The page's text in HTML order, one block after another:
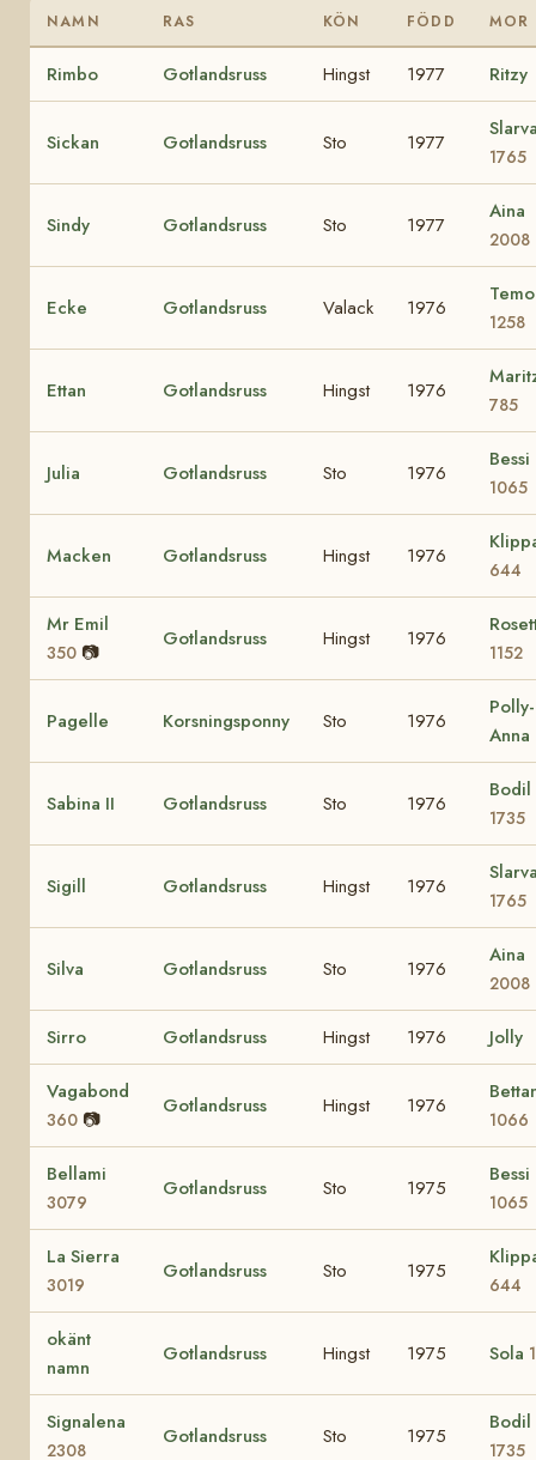
NAMN RAS KÖN FÖDD MOR
Rimbo Gotlandsruss Hingst 1977 Ritzy
Sickan Gotlandsruss Sto 1977
1765
Sindy Gotlandsruss Sto 1977
Aina
2008
Ecke Gotlandsruss Valack 1976
1258
Ettan Gotlandsruss Hingst 1976
785
Julia Gotlandsruss Sto 1976
Bessi
1065
Macken Gotlandsruss Hingst 1976
644
Mr Emil
350 📷
Gotlandsruss Hingst 1976
1152
Pagelle Korsningsponny Sto 1976
Polly-
Anna
Sabina II Gotlandsruss Sto 1976
Bodil
1735
Sigill Gotlandsruss Hingst 1976
1765
Silva Gotlandsruss Sto 1976
Aina
2008
Sirro Gotlandsruss Hingst 1976 Jolly
Vagabond
360 📷
Gotlandsruss Hingst 1976
1066
Bellami
3079
Gotlandsruss Sto 1975
Bessi
1065
La Sierra
3019
Gotlandsruss Sto 1975
644
okänt
namn
Gotlandsruss Hingst 1975 Sola
Signalena
2308
Gotlandsruss Sto 1975
Bodil
1735